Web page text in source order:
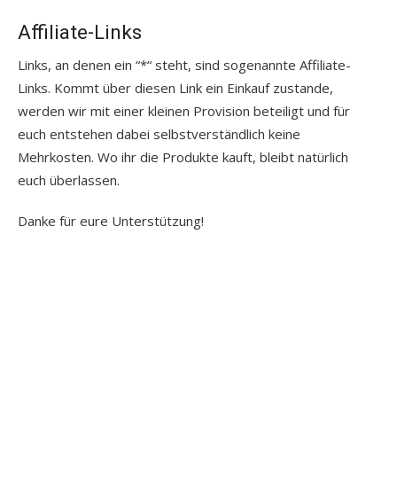
Affiliate-Links
Links, an denen ein “*“ steht, sind sogenannte Affiliate-
Links. Kommt über diesen Link ein Einkauf zustande,
werden wir mit einer kleinen Provision beteiligt und für
euch entstehen dabei selbstverständlich keine
Mehrkosten. Wo ihr die Produkte kauft, bleibt natürlich
euch überlassen.
Danke für eure Unterstützung!